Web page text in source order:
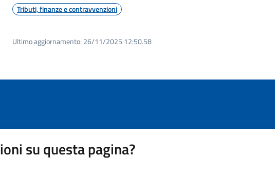
Tributi, finanze e contravvenzioni
Ultimo aggiornamento: 26/11/2025 12:50.58
su questa pagina?